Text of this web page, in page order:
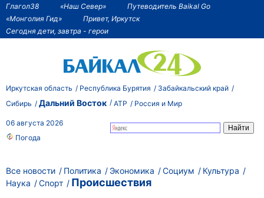
Глагол38 «Наш Север»
Путеводитель Baikal Go
«Монголия Гид»
Привет, Иркутск
Сегодня дети, завтра - герои
Иркутская область Республика Бурятия
Забайкальский край
Сибирь
Дальний Восток АТР Россия и Мир
06 августа 2026
Погода
Все новости Политика Экономика Социум
Культура
Наука
Спорт
Происшествия